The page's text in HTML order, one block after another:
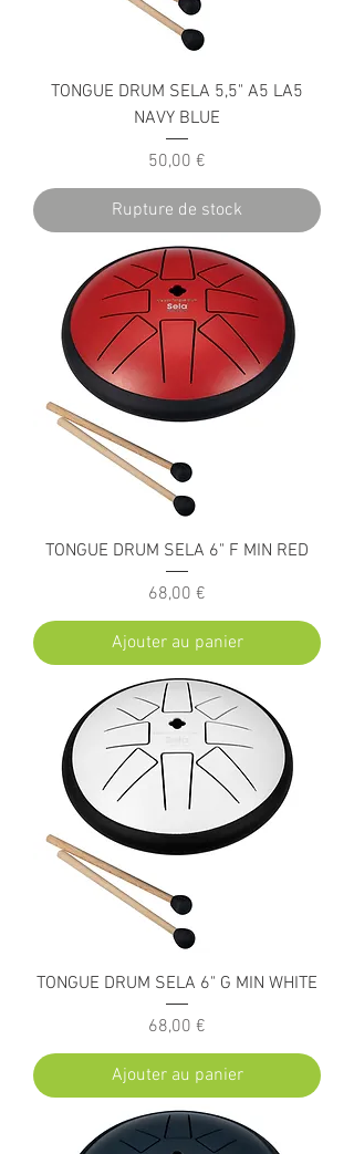
TONGUE DRUM SELA 5,5" A5 LA5
NAVY BLUE
Prix
50,00 €
Rupture de stock
TONGUE DRUM SELA 6" F MIN RED
Prix
68,00 €
Ajouter au panier
TONGUE DRUM SELA 6" G MIN WHITE
Prix
68,00 €
Ajouter au panier